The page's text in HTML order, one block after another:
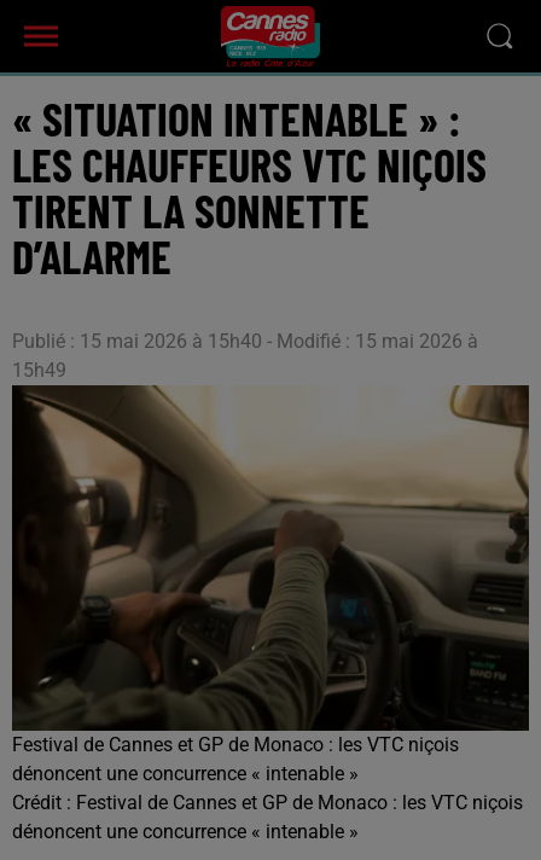
« SITUATION INTENABLE » :
LES CHAUFFEURS VTC NIÇOIS
TIRENT LA SONNETTE
D’ALARME
Publié : 15 mai 2026 à 15h40 - Modifié : 15 mai 2026 à
15h49
Festival de Cannes et GP de Monaco : les VTC niçois
dénoncent une concurrence « intenable »
Crédit : Festival de Cannes et GP de Monaco : les VTC niçois
dénoncent une concurrence « intenable »